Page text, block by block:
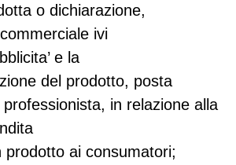
o dichiarazione,
ivi
e la
del prodotto, posta
in relazione alla
ai consumatori;